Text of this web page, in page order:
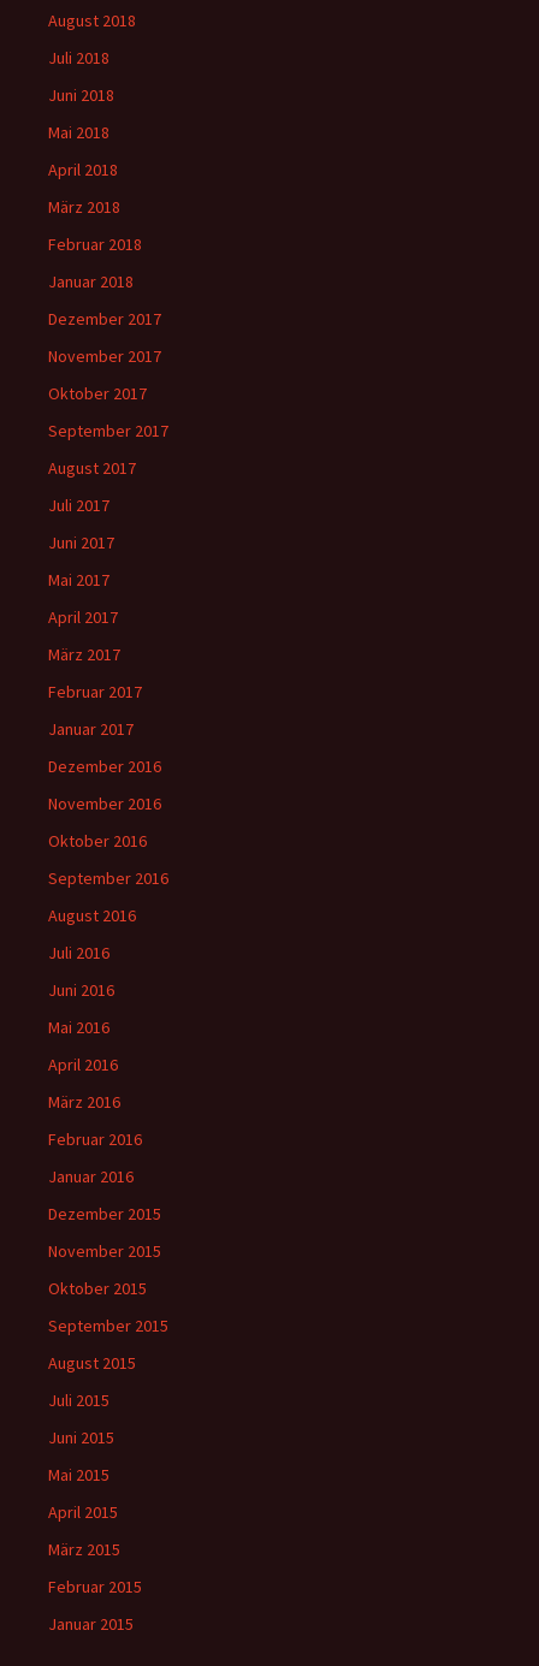
August 2018
Juli 2018
Juni 2018
Mai 2018
April 2018
März 2018
Februar 2018
Januar 2018
Dezember 2017
November 2017
Oktober 2017
September 2017
August 2017
Juli 2017
Juni 2017
Mai 2017
April 2017
März 2017
Februar 2017
Januar 2017
Dezember 2016
November 2016
Oktober 2016
September 2016
August 2016
Juli 2016
Juni 2016
Mai 2016
April 2016
März 2016
Februar 2016
Januar 2016
Dezember 2015
November 2015
Oktober 2015
September 2015
August 2015
Juli 2015
Juni 2015
Mai 2015
April 2015
März 2015
Februar 2015
Januar 2015